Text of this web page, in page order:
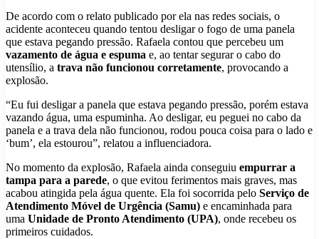
De acordo com o relato publicado por ela nas redes sociais, o
acidente aconteceu quando tentou desligar o fogo de uma panela
que estava pegando pressão. Rafaela contou que percebeu um
vazamento de água e espuma e, ao tentar segurar o cabo do
utensílio, a trava não funcionou corretamente, provocando a
explosão.
“Eu fui desligar a panela que estava pegando pressão, porém estava
vazando água, uma espuminha. Ao desligar, eu peguei no cabo da
panela e a trava dela não funcionou, rodou pouca coisa para o lado e
‘bum’, ela estourou”, relatou a influenciadora.
No momento da explosão, Rafaela ainda conseguiu empurrar a
tampa para a parede, o que evitou ferimentos mais graves, mas
acabou atingida pela água quente. Ela foi socorrida pelo Serviço de
Atendimento Móvel de Urgência (Samu) e encaminhada para
uma Unidade de Pronto Atendimento (UPA), onde recebeu os
primeiros cuidados.